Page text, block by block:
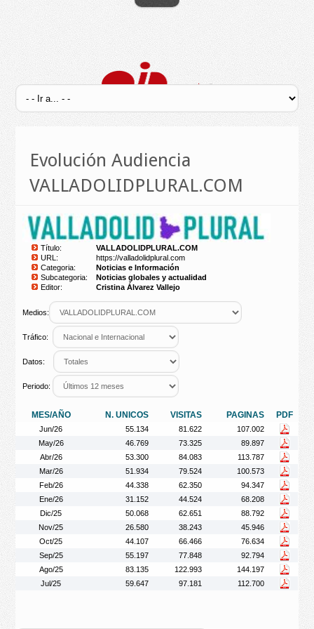
Evolución Audiencia
VALLADOLIDPLURAL.COM
Título:
VALLADOLIDPLURAL.COM
URL:
https://valladolidplural.com
Categoria:
Noticias e Información
Subcategoria:
Noticias globales y actualidad
Editor:
Cristina Álvarez Vallejo
Medios:
Tráfico:
Datos:
Periodo:
MES/AÑO N. UNICOS VISITAS PAGINAS PDF
Jun/26 55.134 81.622
107.002
May/26
46.769 73.325
89.897
Abr/26
53.300 84.083
113.787
Mar/26
51.934 79.524
100.573
Feb/26
44.338 62.350
94.347
Ene/26
31.152 44.524
68.208
Dic/25
50.068 62.651
88.792
Nov/25
26.580 38.243
45.946
Oct/25
44.107 66.466
76.634
Sep/25
55.197 77.848
92.794
Ago/25
83.135 122.993
144.197
Jul/25
59.647 97.181 112.700